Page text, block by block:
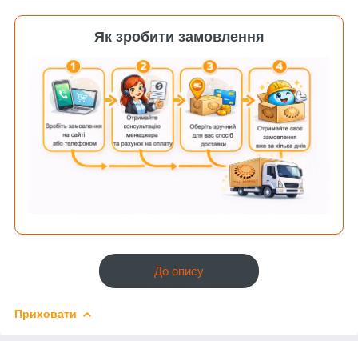
Як зробити замовлення
До опису
Приховати